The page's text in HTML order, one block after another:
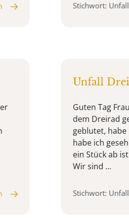
Stichwort: Unfall
Unfall
Guten Tag
dem Dreirad
geblutet,
habe ich
ein Stück ab
Wir sind ...
Stichwort: Unfall